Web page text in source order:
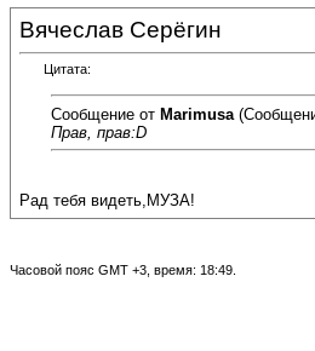
Вячеслав Серёгин
Цитата:
Сообщение от Marimusa
Прав, прав:D
Рад тебя видеть,МУЗА!
Часовой пояс GMT +3, время: 18:49